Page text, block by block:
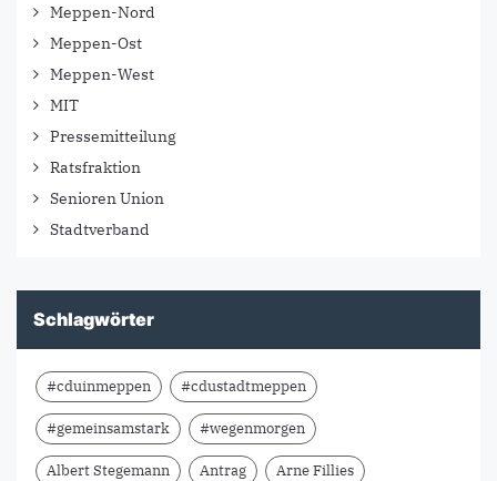
Meppen-Nord
Meppen-Ost
Meppen-West
MIT
Pressemitteilung
Ratsfraktion
Senioren Union
Stadtverband
Schlagwörter
#cduinmeppen #cdustadtmeppen
#gemeinsamstark #wegenmorgen
Albert Stegemann Antrag Arne Fillies